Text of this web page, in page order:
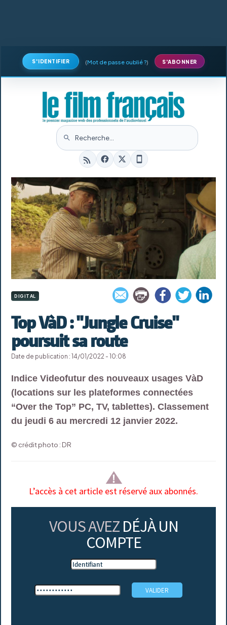
S'IDENTIFIER (Mot de passe oublié ?) S'ABONNER
DIGITAL
Top VàD : "Jungle Cruise"
poursuit sa route
Date de publication : 14/01/2022 - 10:08
Indice Videofutur des nouveaux usages VàD
(locations sur les plateformes connectées
“Over the Top” PC, TV, tablettes). Classement
du jeudi 6 au mercredi 12 janvier 2022.
© crédit photo : DR
L’accès à cet article est réservé aux abonnés.
VOUS AVEZ DÉJÀ UN
COMPTE